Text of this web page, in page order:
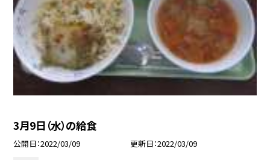
3月9日（水）の給食
公開日 2022/03/09 更新日 2022/03/09